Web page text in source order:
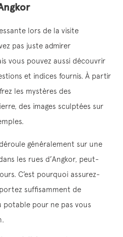
lors de la visite
pas juste admirer
vous pouvez aussi découvrir
et indices fournis. À partir
les mystères des
des images sculptées sur
généralement sur une
les rues d’Angkor, peut-
C’est pourquoi assurez-
suffisamment de
potable pour ne pas vous